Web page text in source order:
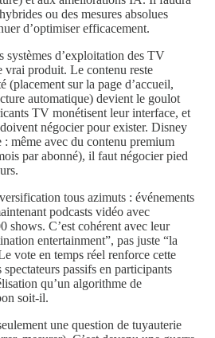
ou des mesures absolues
d’optimiser efficacement.
systèmes d’exploitation des TV
vrai produit. Le contenu reste
(placement sur la page d’accueil,
automatique) devient le goulot
TV monétisent leur interface, et
négocier pour exister. Disney
même avec du contenu premium
par abonné), il faut négocier pied
tous azimuts : événements
podcasts vidéo avec
shows. C’est cohérent avec leur
entertainment”, pas juste “la
vote en temps réel renforce cette
passifs en participants
qu’un algorithme de
soit-il.
une question de tuyauterie